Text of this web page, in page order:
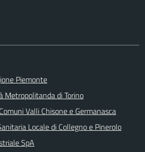
Piemonte
Metropolitanda di Torino
Valli Chisone e Germanasca
Locale di Collegno e Pinerolo
SpA